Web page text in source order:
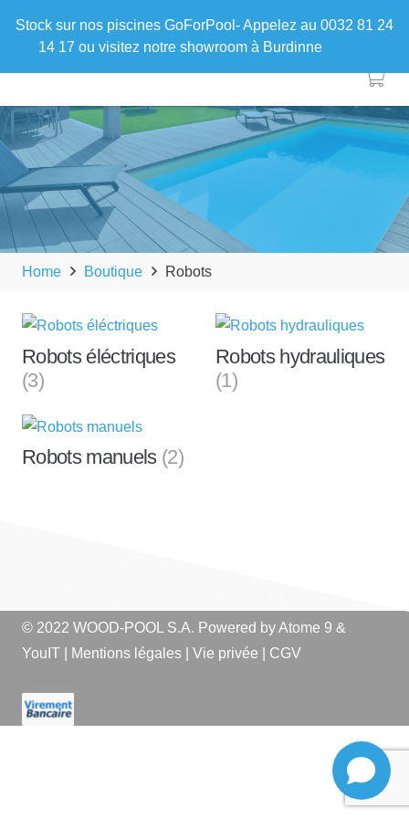
Stock sur nos piscines GoForPool- Appelez au 0032 81 24
14 17 ou visitez notre showroom à Burdinne
Home Boutique Robots
Robots éléctriques
(3)
Robots hydrauliques
(1)
Robots manuels (2)
© 2022 WOOD-POOL S.A. Powered byAtome 9 &
YouIT
Mentions légales Vie privée CGV